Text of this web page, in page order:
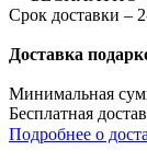
Срок доставки –
Доставка
Минимальная
Бесплатная
Подробнее о